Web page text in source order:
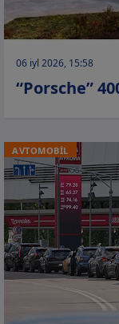
06 iyl 2026, 15:58
“Porsche”
AVTOMOBİL